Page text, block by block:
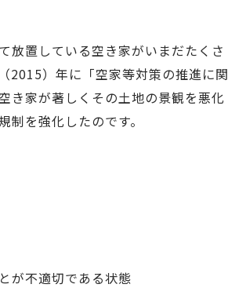
放置している空き家がいまだたくさ
2015）年に「空家等対策の推進に関
き家が著しくその土地の景観を悪化
を強化したのです。
が不適切である状態